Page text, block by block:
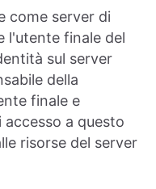
come server di
l'utente finale del
sul server
della
finale e
a questo
risorse del server